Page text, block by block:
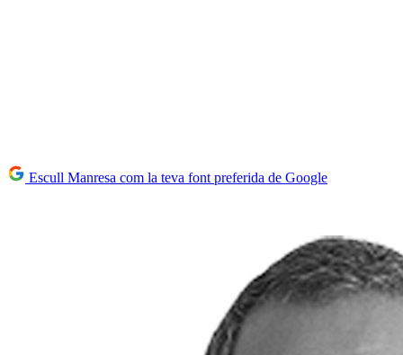
Escull Manresa com la teva font preferida de Google